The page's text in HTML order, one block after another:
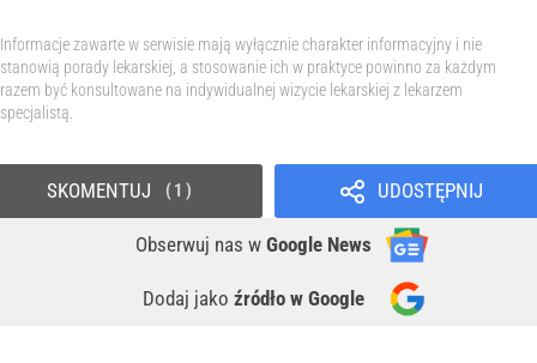
Informacje zawarte w serwisie mają wyłącznie charakter informacyjny i nie
stanowią porady lekarskiej, a stosowanie ich w praktyce powinno za każdym
razem być konsultowane na indywidualnej wizycie lekarskiej z lekarzem
specjalistą.
UDOSTĘPNIJ
Obserwuj nas w Google News
Dodaj jako źródło w Google
SKOMENTUJ 1